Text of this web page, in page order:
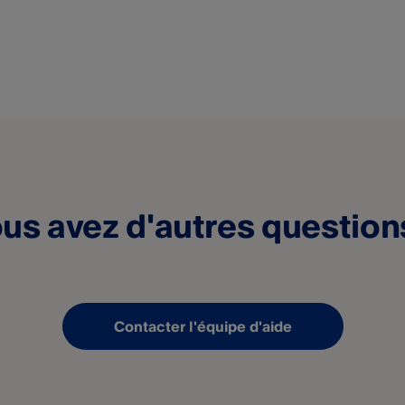
avez d'autres
Contacter l'équipe d'aide